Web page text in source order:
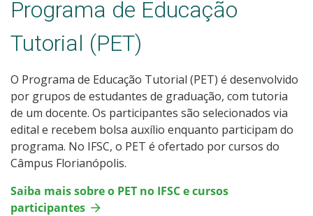
Programa de Educação
Tutorial (PET)
O Programa de Educação Tutorial (PET) é desenvolvido
por grupos de estudantes de graduação, com tutoria
de um docente. Os participantes são selecionados via
edital e recebem bolsa auxílio enquanto participam do
programa. No IFSC, o PET é ofertado por cursos do
Câmpus Florianópolis.
Saiba mais sobre o PET no IFSC e cursos
participantes